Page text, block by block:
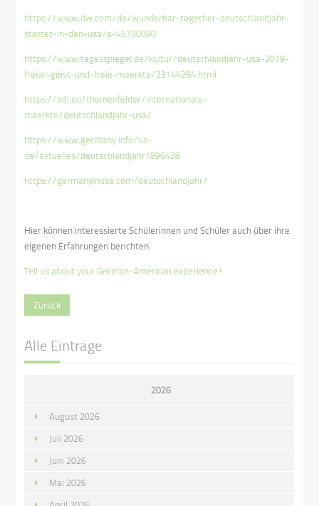
https://www.dw.com/de/wunderbar-together-deutschlandjahr-
startet-in-den-usa/a-45730090
https://www.tagesspiegel.de/kultur/deutschlandjahr-usa-2019-
freier-geist-und-freie-maerkte/23144284.html
https://bdi.eu/themenfelder/internationale-
maerkte/deutschlandjahr-usa/
https://www.germany.info/us-
de/aktuelles/deutschlandjahr/896438
https://germanyinusa.com/deutschlandjahr/
Hier können interessierte Schülerinnen und Schüler auch über ihre
eigenen Erfahrungen berichten:
Tell us about your German-American experience!
Zurück
Alle Einträge
2026
August 2026
Juli 2026
Juni 2026
Mai 2026